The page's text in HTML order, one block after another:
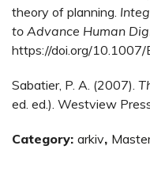
theory of planning.
to Advance Human
https://doi.org/
Sabatier, P. A. (2007).
ed. ed.). Westview
Category: arkiv,